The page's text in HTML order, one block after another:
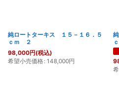
純ロートターキス １５－１６．５
ｃｍ ２
98,000円(税込)
希望小売価格: 148,000円